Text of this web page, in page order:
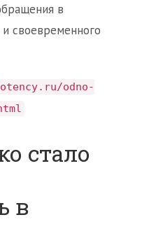
в
своевременного
odno-
стало
в